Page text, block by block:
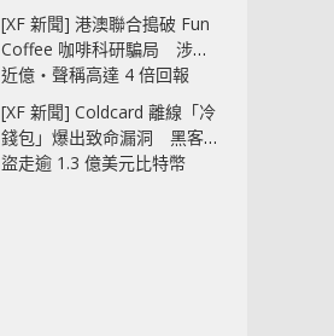
[XF 新聞] 港澳聯合搗破 Fun
Coffee 咖啡科研騙局 涉款
近億‧聲稱高達 4 倍回報
[XF 新聞] Coldcard 離線「冷
錢包」爆出致命漏洞 黑客已
盜走逾 1.3 億美元比特幣